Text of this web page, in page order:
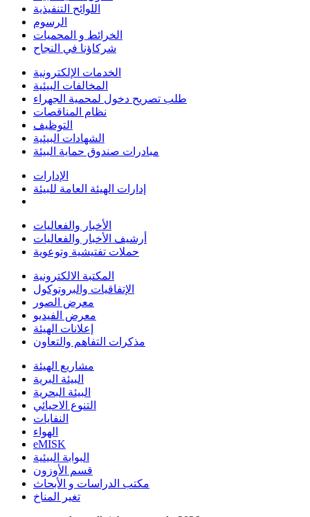
اللوائح التنفيذية
الرسوم
الخرائط و المحميات
شركاؤنا في النجاح
الخدمات الإلكترونية
المخالفات البيئية
طلب تصريح دخول لمحمية الجهراء
نظام المناقصات
التوظيف
الشهادات البيئية
مبادرات صندوق حماية البيئة
الإدارات
إدارات الهيئة العامة للبيئة
الأخبار والفعاليات
أرشيف الأخبار والفعاليات
حملات تفتيشية وتوعوية
المكتبة الالكترونية
الإتفاقيات والبروتوكول
معرض الصور
معرض الفيديو
إعلانات الهيئة
مذكرات التفاهم والتعاون
مشاريع الهيئة
البيئة البرية
البيئة البحرية
التنوع الاحيائي
النفايات
الهواء
eMISK
البوابة البيئية
قسم الأوزون
مكتب الدراسات و الأبحاث
تغير المناخ